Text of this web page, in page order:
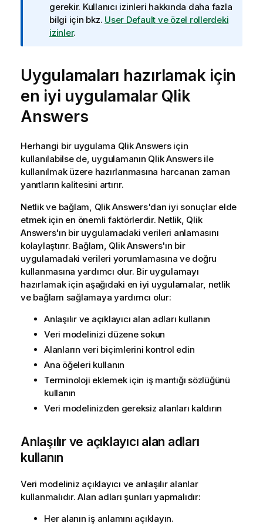
i
n
o
gerekir. Kullanıcı izinleri hakkında daha fazla
bilgi için bkz. User Default ve özel rollerdeki
izinler.
Uygulamaları hazırlamak için
en iyi uygulamalar Qlik
Answers
Herhangi bir uygulama Qlik Answersiçin
kullanılabilse de, uygulamanın Qlik Answersile
kullanılmak üzere hazırlanmasına harcanan zaman
yanıtların kalitesini artırır.
Netlik ve bağlam, Qlik Answers'dan iyi sonuçlar elde
etmek için en önemli faktörlerdir. Netlik, Qlik
Answers'ın bir uygulamadaki verileri anlamasını
kolaylaştırır. Bağlam, Qlik Answers'ın bir
uygulamadaki verileri yorumlamasına ve doğru
kullanmasına yardımcı olur. Bir uygulamayı
hazırlamak için aşağıdaki en iyi uygulamalar, netlik
ve bağlam sağlamaya yardımcı olur:
Anlaşılır ve açıklayıcı alan adları kullanın
Veri modelinizi düzene sokun
Alanların veri biçimlerini kontrol edin
Ana öğeleri kullanın
Terminoloji eklemek için iş mantığı sözlüğünü
kullanın
Veri modelinizden gereksiz alanları kaldırın
Anlaşılır ve açıklayıcı alan adları
kullanın
Veri modeliniz açıklayıcı ve anlaşılır alanlar
kullanmalıdır. Alan adları şunları yapmalıdır:
Her alanın iş anlamını açıklayın.